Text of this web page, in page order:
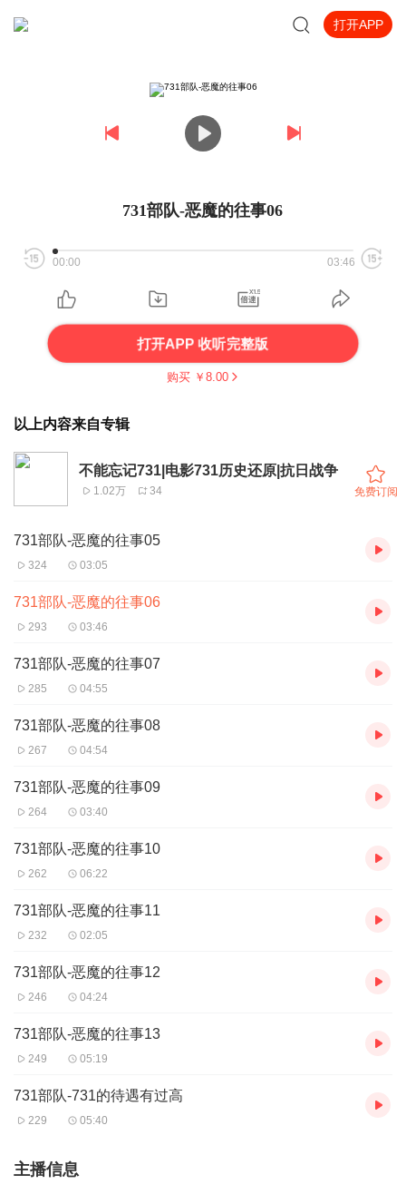
打开APP
731部队-恶魔的往事06
00:00 03:46
打开APP 收听完整版
购买 ￥ 8.00
以上内容来自专辑
不能忘记731|电影731历史还原|抗日战争
1.02万 34 免费订阅
731部队-恶魔的往事05
324 03:05
731部队-恶魔的往事06
293 03:46
731部队-恶魔的往事07
285 04:55
731部队-恶魔的往事08
267 04:54
731部队-恶魔的往事09
264 03:40
731部队-恶魔的往事10
262 06:22
731部队-恶魔的往事11
232 02:05
731部队-恶魔的往事12
246 04:24
731部队-恶魔的往事13
249 05:19
731部队-731的待遇有过高
229 05:40
主播信息